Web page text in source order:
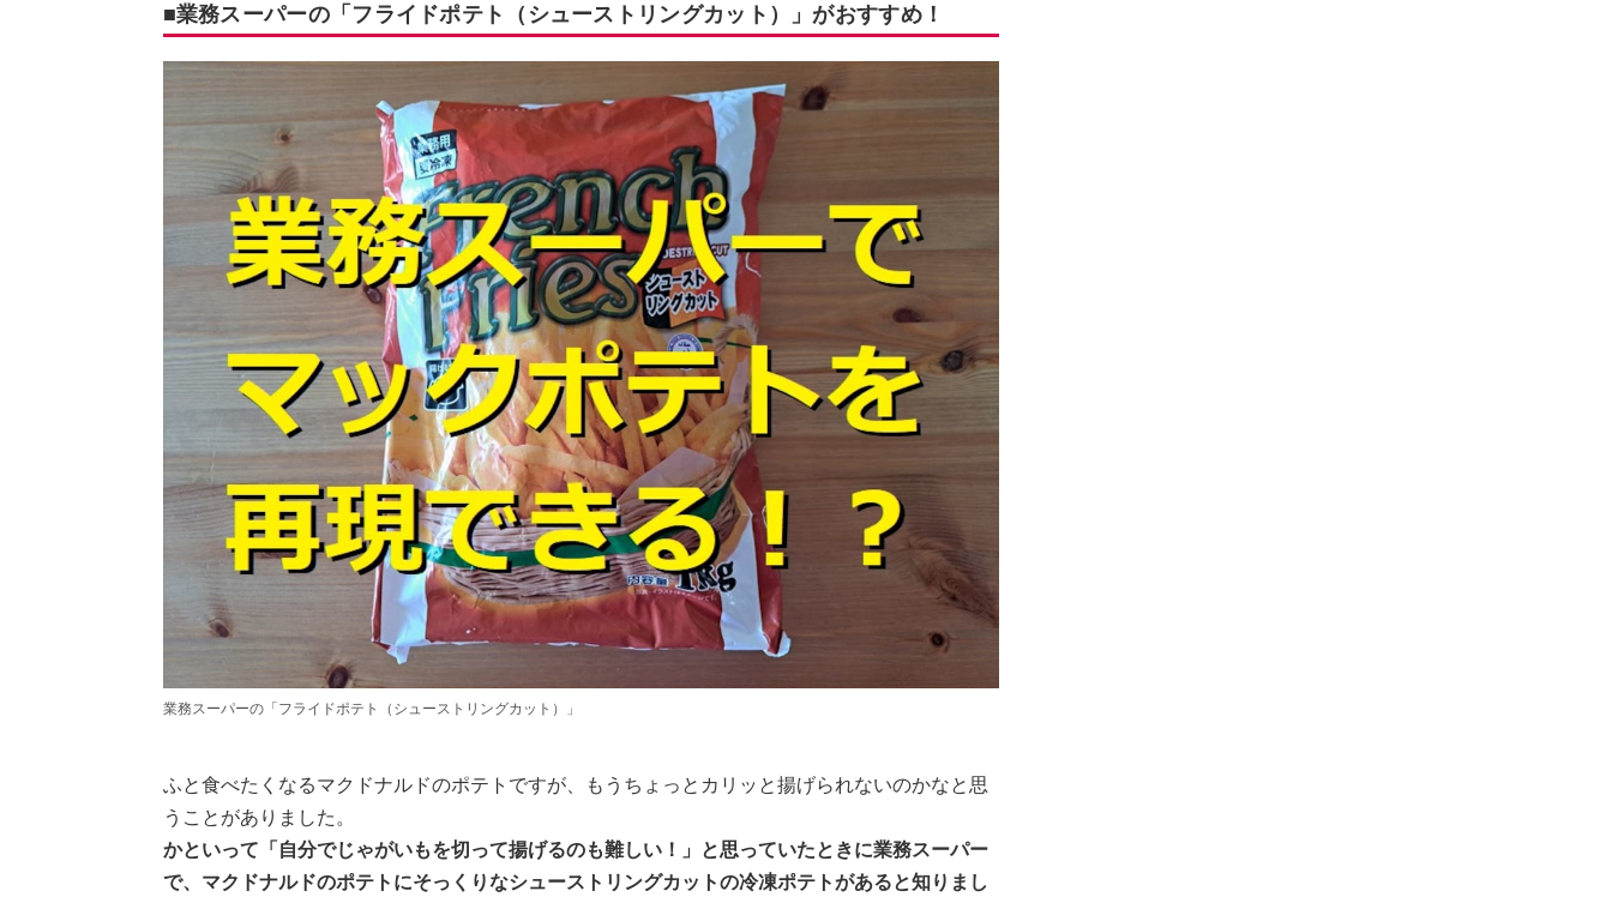
■業務スーパーの「フライドポテト（シューストリングカット）」がおすすめ！
業務スーパーの「フライドポテト（シューストリングカット）」
ふと食べたくなるマクドナルドのポテトですが、もうちょっとカリッと揚げられないのかなと思
うことがありました。
かといって「自分でじゃがいもを切って揚げるのも難しい！」と思っていたときに業務スーパー
で、マクドナルドのポテトにそっくりなシューストリングカットの冷凍ポテトがあると知りまし